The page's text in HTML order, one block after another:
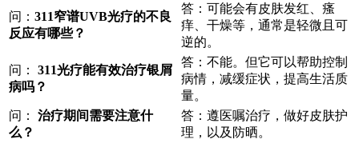
问： 311窄谱UVB光疗的不良
反应有哪些？
答：可能会有皮肤发红、瘙
痒、干燥等，通常是轻微且可
逆的。
问：
311光疗能有效治疗银屑
病吗？
答：不能。但它可以帮助控制
病情，减缓症状，提高生活质
量。
问：
治疗期间需要注意什
么？
答：遵医嘱治疗，做好皮肤护
理，以及防晒。